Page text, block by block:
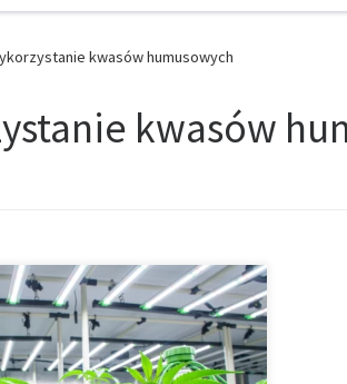
kwasów humusowych
kwasów
i kwas fulwowy – kompletny
upraw Wydajność upraw zależy od
składników pokarmowych.
i kwasy fulwowe są naturalnymi